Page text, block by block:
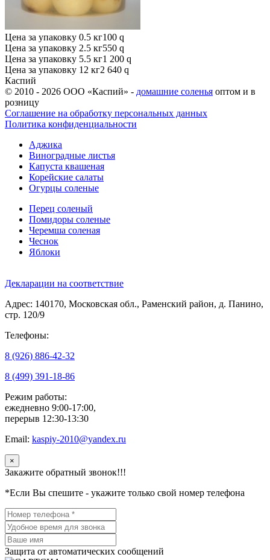
Цена за упаковку 0.5 кг100 q
Цена за упаковку 2.5 кг550 q
Цена за упаковку 5.5 кг1 200 q
Цена за упаковку 12 кг2 640 q
Каспий
© 2010 - 2026 ООО «Каспий» - домашние соленья оптом и в
розницу
Соглашение на обработку персональных данных
Политика конфиденциальности
Аджика
Виноградные листья
Капуста квашеная
Корейские салаты
Огурцы соленые
Перец соленый
Помидоры соленые
Черемша соленая
Чеснок
Яблоки
Декларации на соответствие
Адрес: 140170, Московская обл., Раменский район, д. Панино,
стр. 120/9
Телефоны:
8 (926) 886-42-32
8 (499) 391-18-86
Режим работы:
ежедневно 9:00-17:00,
перерыв 12:30-13:30
Email: kaspiy-2010@yandex.ru
×
Закажите обратный звонок!!!
*Если Вы спешите - укажите только свой номер телефона
Защита от автоматических сообщений